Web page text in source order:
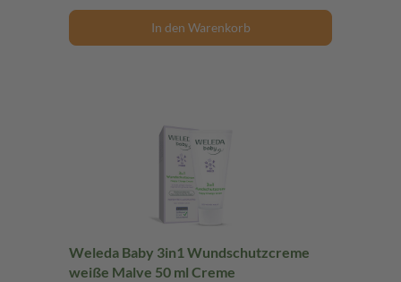
In den Warenkorb
Weleda Baby 3in1 Wundschutzcreme
weiße Malve 50 ml Creme